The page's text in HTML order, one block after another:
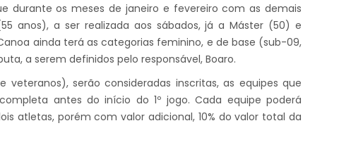
durante os meses de janeiro e fevereiro com as demais
anos), a ser realizada aos sábados, já a Máster (50) e
ainda terá as categorias feminino, e de base (sub-09,
a serem definidos pelo responsável, Boaro.
serão consideradas inscritas, as equipes que
antes do início do 1º jogo. Cada equipe poderá
atletas, porém com valor adicional, 10% do valor total da